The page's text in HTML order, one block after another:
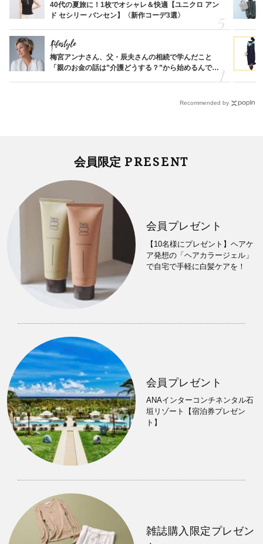
40代の夏旅に！1枚でオシャレ＆快適【ユニクロ アン
ド セシリー バンセン】〈新作コーデ3選〉
Lifestyle
梅宮アンナさん、父・辰夫さんの相続で学んだこと
「親のお金の話は”介護どうする？”から始めるんで
Recommended by
会員限定 PRESENT
会員プレゼント
【10名様にプレゼント】ヘアケ
ア発想の「ヘアカラージェル」
で自宅で手軽に白髪ケアを！
会員プレゼント
ANAインターコンチネンタル石
垣リゾート【宿泊券プレゼン
ト】
雑誌購入限定プレゼン